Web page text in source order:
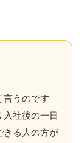
言うのです
入社後の一日
きる人の方が